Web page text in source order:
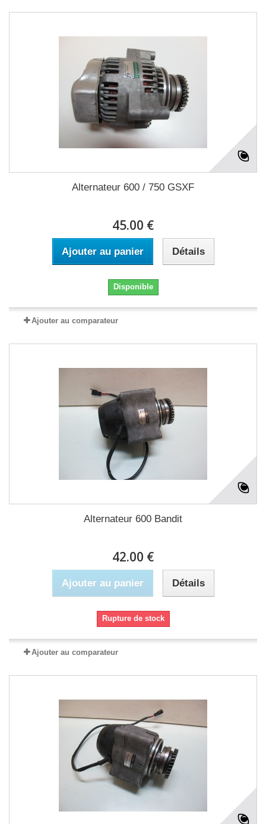
Alternateur 600 / 750 GSXF
45.00 €
Ajouter au panier Détails
Disponible
Ajouter au comparateur
Alternateur 600 Bandit
42.00 €
Ajouter au panier Détails
Rupture de stock
Ajouter au comparateur